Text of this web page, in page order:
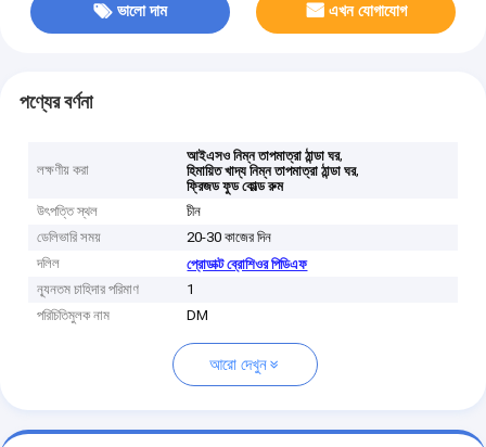
ভালো দাম এখন যোগাযোগ
পণ্যের বর্ণনা
লক্ষণীয় করা
আইএসও নিম্ন তাপমাত্রা ঠান্ডা ঘর,
হিমায়িত খাদ্য নিম্ন তাপমাত্রা ঠান্ডা ঘর,
ফ্রিজড ফুড কোল্ড রুম
উৎপত্তি স্থল
চীন
ডেলিভারি সময়
20-30 কাজের দিন
দলিল
প্রোডাক্ট ব্রোশিওর পিডিএফ
ন্যূনতম চাহিদার পরিমাণ
1
পরিচিতিমুলক নাম
DM
আরো দেখুন